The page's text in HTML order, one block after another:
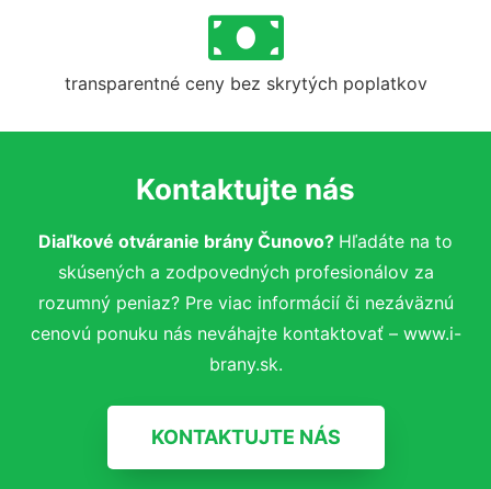
transparentné ceny bez skrytých poplatkov
Kontaktujte nás
Diaľkové otváranie brány Čunovo? Hľadáte na to
skúsených a zodpovedných profesionálov za
rozumný peniaz? Pre viac informácií či nezáväznú
cenovú ponuku nás neváhajte kontaktovať – www.i-
brany.sk.
KONTAKTUJTE NÁS